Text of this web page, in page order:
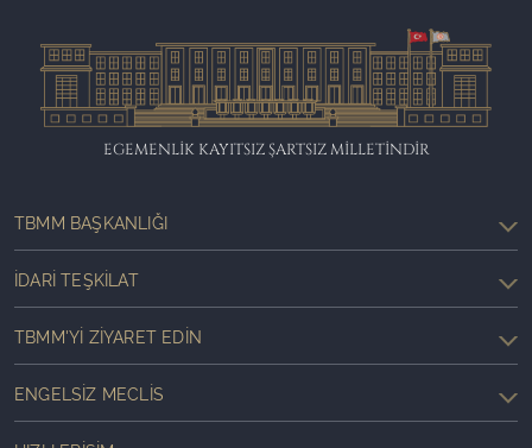
EGEMENLİK KAYITSIZ ŞARTSIZ MİLLETİNDİR
TBMM BAŞKANLIĞI
İDARI TEŞKILAT
TBMM'YI ZIYARET EDIN
ENGELSIZ MECLIS